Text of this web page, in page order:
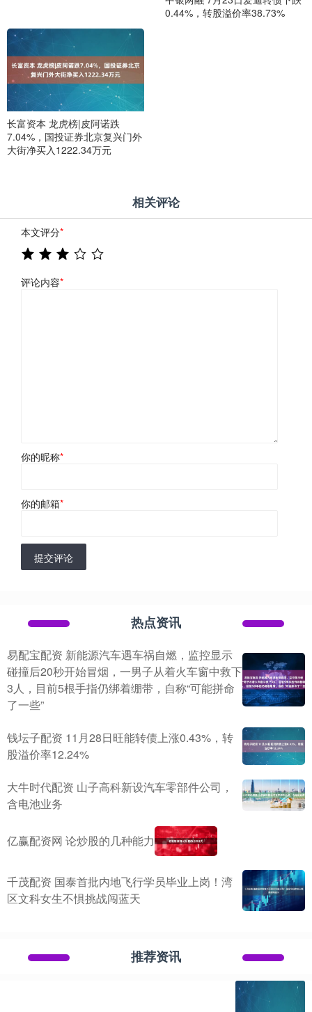
0.44%，转股溢价率38.73%
长富资本 龙虎榜|皮阿诺跌
7.04%，国投证券北京复兴门外
大街净买入1222.34万元
相关评论
本文评分*
评论内容*
你的昵称*
你的邮箱*
提交评论
热点资讯
易配宝配资 新能源汽车遇车祸自燃，监控显示
碰撞后20秒开始冒烟，一男子从着火车窗中救下
3人，目前5根手指仍绑着绷带，自称“可能拼命
了一些”
钱坛子配资 11月28日旺能转债上涨0.43%，转
股溢价率12.24%
大牛时代配资 山子高科新设汽车零部件公司，
含电池业务
亿赢配资网 论炒股的几种能力
千茂配资 国泰首批内地飞行学员毕业上岗！湾
区文科女生不惧挑战闯蓝天
推荐资讯